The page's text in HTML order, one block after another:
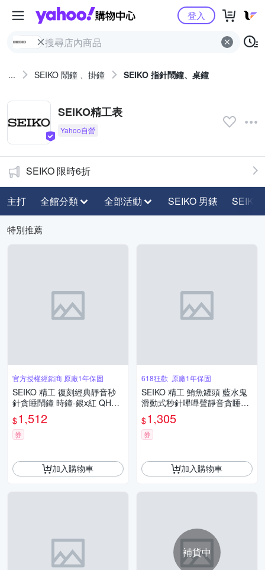
Yahoo購物中心
登入
... SEIKO 鬧鐘 、掛鐘 SEIKO 指針鬧鐘、桌鐘
SEIKO精工表
SEIKO 限時6折
主打 全館分類 全部活動 SEIKO 男錶 SEIKO
特別推薦
官方授權經銷商 原廠1年保固
SEIKO 精工 復刻經典靜音秒
針貪睡鬧鐘 時鐘-銀x紅 QHK0
63R_SK045
$1,512
券
加入購物車
618狂歡 原廠1年保固
SEIKO 精工 鮪魚罐頭 藍水鬼
滑動式秒針嗶嗶聲靜音貪睡造
型鬧鐘 QHE207E_SK045
$1,305
券
加入購物車
補貨中